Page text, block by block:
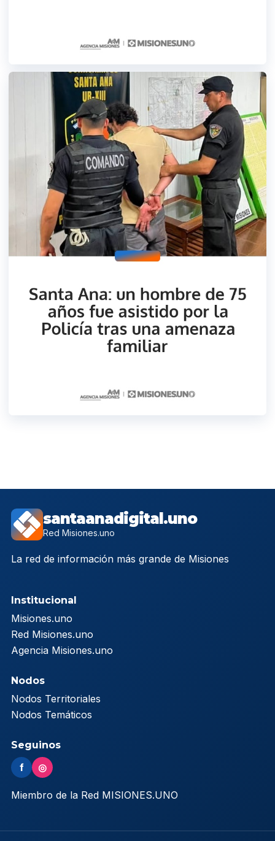
santaanadigital.uno
Red Misiones.uno
La red de información más grande de Misiones
Institucional
Misiones.uno
Red Misiones.uno
Agencia Misiones.uno
Nodos
Nodos Territoriales
Nodos Temáticos
Seguinos
f ◎
Miembro de la Red MISIONES.UNO